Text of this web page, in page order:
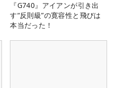
『G740』アイアンが引き出
す“反則級”の寛容性と飛びは
本当だった！